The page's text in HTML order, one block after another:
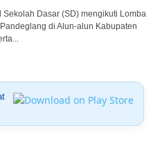
Dasar (SD) mengikuti Lomba
di Alun-alun Kabupaten